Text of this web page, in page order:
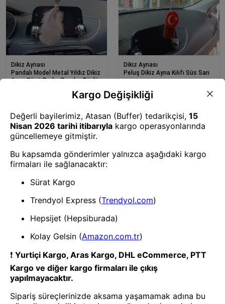
Dikiz Aynası
Pandalı Model Metal Yıldız Dikiz
Ayna Süsü Pudra Pembe Tüylü
Dikiz Aynası
Peluş Dikiz Ayna Kılıfı Süs Sarı
1
- Yenilik ve hızı keşfedin, işinizi
daha etkili ve verimli bir şekilde